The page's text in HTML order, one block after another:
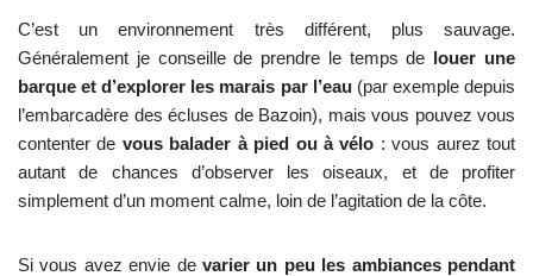
C’est un environnement très différent, plus sauvage.
Généralement je conseille de prendre le temps de louer une
barque et d’explorer les marais par l’eau(par exemple depuis
l’embarcadère des écluses de Bazoin), mais vous pouvez vous
contenter de vous balader à pied ou à vélo : vous aurez tout
autant de chances d’observer les oiseaux, et de profiter
simplement d’un moment calme, loin de l’agitation de la côte.
Si vous avez envie de varier un peu les ambiances pendant